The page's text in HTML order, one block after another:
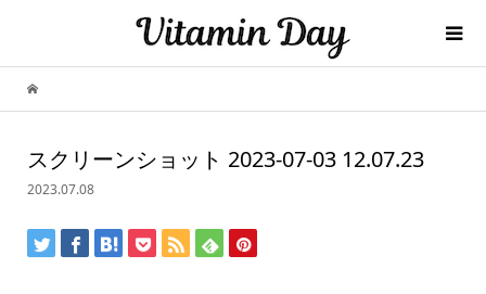
スクリーンショット 2023-07-03 12.07.23
2023.07.08